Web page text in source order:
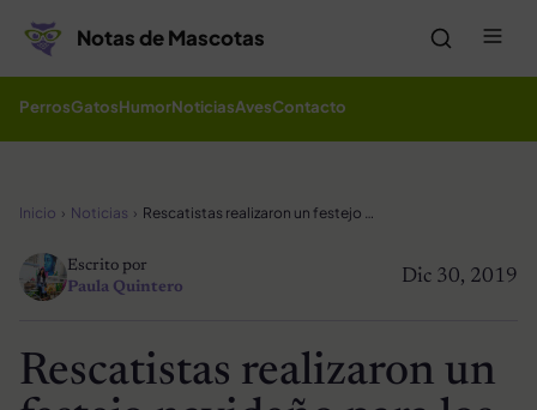
Notas de Mascotas
PerrosGatosHumorNoticiasAvesContacto
Inicio Noticias Rescatistas realizaron un festejo navideño para los perros sin hogar
Dic 30, 2019
Escrito por
Paula Quintero
Rescatistas realizaron un